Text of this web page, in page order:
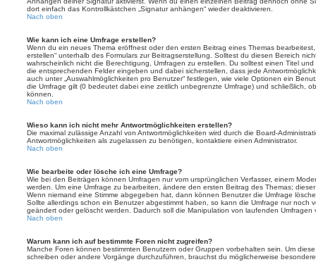
dort einfach das Kontrollkästchen „Signatur anhängen“ wieder deaktivieren.
Nach oben
Wie kann ich eine Umfrage erstellen?
Wenn du ein neues Thema eröffnest oder den ersten Beitrag eines Themas
erstellen“ unterhalb des Formulars zur Beitragserstellung. Solltest du diesen Bereich
wahrscheinlich nicht die Berechtigung, Umfragen zu erstellen. Du solltest einen Titel
die entsprechenden Felder eingeben und dabei sicherstellen, dass jede
auch unter „Auswahlmöglichkeiten pro Benutzer“ festlegen, wie viele Optionen ein
die Umfrage gilt (0 bedeutet dabei eine zeitlich unbegrenzte Umfrage) und schließlich,
können.
Nach oben
Wieso kann ich nicht mehr Antwortmöglichkeiten erstellen?
Die maximal zulässige Anzahl von Antwortmöglichkeiten wird durch die Board-
Antwortmöglichkeiten als zugelassen zu benötigen, kontaktiere einen Administrator.
Nach oben
Wie bearbeite oder lösche ich eine Umfrage?
Wie bei den Beiträgen können Umfragen nur vom ursprünglichen Verfasser, einem
werden. Um eine Umfrage zu bearbeiten, ändere den ersten Beitrag des Themas;
Wenn niemand eine Stimme abgegeben hat, dann können Benutzer die Umfrage
Sollte allerdings schon ein Benutzer abgestimmt haben, so kann die Umfrage nur noch
geändert oder gelöscht werden. Dadurch soll die Manipulation von laufenden Umfragen
Nach oben
Warum kann ich auf bestimmte Foren nicht zugreifen?
Manche Foren können bestimmten Benutzern oder Gruppen vorbehalten sein. Um
schreiben oder andere Vorgänge durchzuführen, brauchst du möglicherweise